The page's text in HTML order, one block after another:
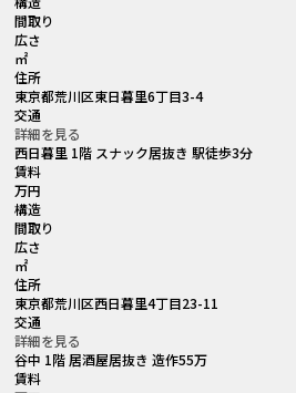
間取り
広さ
㎡
住所
東京都荒川区東日暮里6丁目3-4
交通
詳細を見る
西日暮里 1階 スナック居抜き 駅徒歩3分
賃料
万円
構造
間取り
広さ
㎡
住所
東京都荒川区西日暮里4丁目23-11
交通
詳細を見る
谷中 1階 居酒屋居抜き 造作55万
賃料